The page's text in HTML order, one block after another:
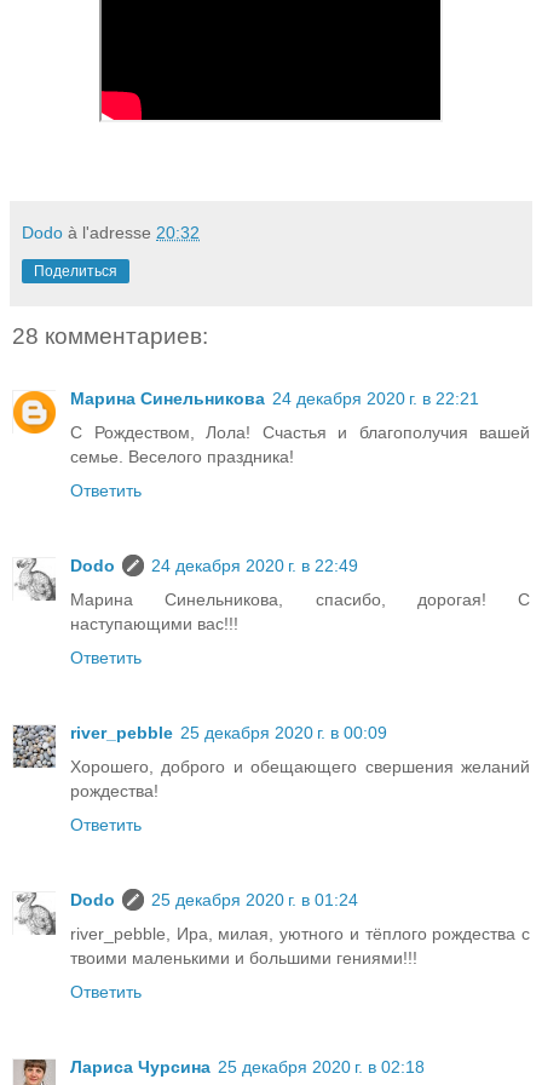
Dodo à l'adresse 20:32
Поделиться
28 комментариев:
Марина Синельникова 24 декабря 2020 г. в 22:21
С Рождеством, Лола! Счастья и благополучия вашей
семье. Веселого праздника!
Ответить
Dodo
24 декабря 2020 г. в 22:49
Марина Синельникова, спасибо, дорогая! С
наступающими вас!!!
Ответить
river_pebble 25 декабря 2020 г. в 00:09
Хорошего, доброго и обещающего свершения желаний
рождества!
Ответить
Dodo
25 декабря 2020 г. в 01:24
river_pebble, Ира, милая, уютного и тёплого рождества с
твоими маленькими и большими гениями!!!
Ответить
Лариса Чурсина 25 декабря 2020 г. в 02:18